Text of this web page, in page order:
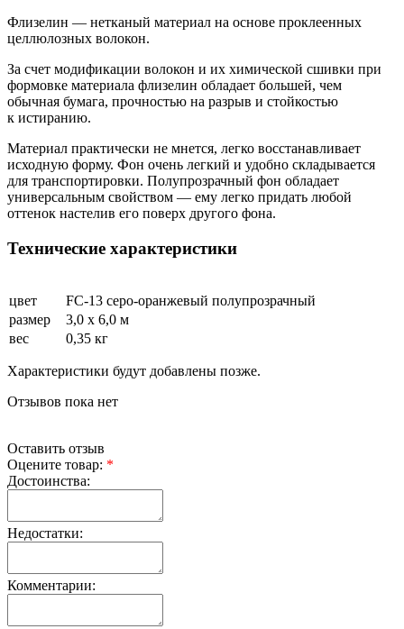
Флизелин — нетканый материал на основе проклеенных
целлюлозных волокон.
За счет модификации волокон и их химической сшивки при
формовке материала флизелин обладает большей, чем
обычная бумага, прочностью на разрыв и стойкостью
к истиранию.
Материал практически не мнется, легко восстанавливает
исходную форму. Фон очень легкий и удобно складывается
для транспортировки. Полупрозрачный фон обладает
универсальным свойством — ему легко придать любой
оттенок настелив его поверх другого фона.
Технические характеристики
цвет
FC-13 серо-оранжевый полупрозрачный
размер
3,0 х 6,0 м
вес
0,35 кг
Характеристики будут добавлены позже.
Отзывов пока нет
Оставить отзыв
Оцените товар: *
Достоинства:
Недостатки:
Комментарии: